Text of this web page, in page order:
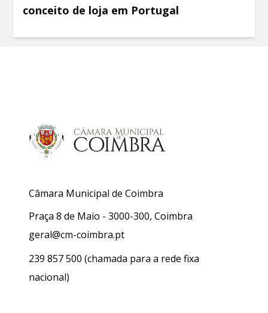
conceito de loja em Portugal
Câmara Municipal de Coimbra
Praça 8 de Maio - 3000-300, Coimbra
geral@cm-coimbra.pt
239 857 500 (chamada para a rede fixa
nacional)